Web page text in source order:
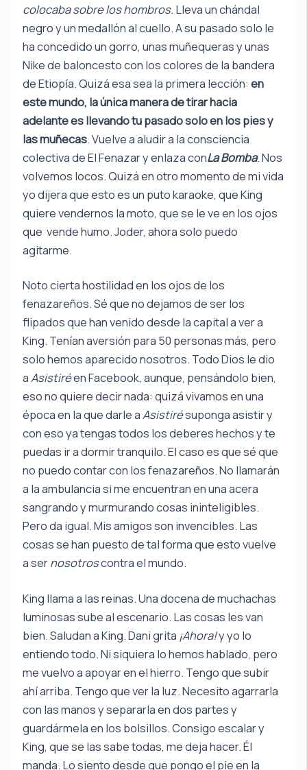
colocaba sobre los hombros. Lleva un chándal
negro y un medallón al cuello. A su pasado solo le
ha concedido un gorro, unas muñequeras y unas
Nike de baloncesto con los colores de la bandera
de Etiopía. Quizá esa sea la primera lección:en
este mundo, la única manera de tirar hacia
adelante es llevando tu pasado solo en los pies y
las muñecas. Vuelve a aludir a la consciencia
colectiva de El Fenazar y enlaza conLa Bomba. Nos
volvemos locos. Quizá en otro momento de mi vida
yo dijera que esto es un puto karaoke, que King
quiere vendernos la moto, que se le ve en los ojos
que vende humo. Joder, ahora solo puedo
agitarme.
Noto cierta hostilidad en los ojos de los
fenazareños. Sé que no dejamos de ser los
flipados que han venido desde la capital a ver a
King. Tenían aversión para 50 personas más, pero
solo hemos aparecido nosotros. Todo Dios le dio
aAsistiréen Facebook, aunque, pensándolo bien,
eso no quiere decir nada: quizá vivamos en una
época en la que darle aAsistirésuponga asistir y
con eso ya tengas todos los deberes hechos y te
puedas ir a dormir tranquilo. El caso es que sé que
no puedo contar con los fenazareños. No llamarán
a la ambulancia si me encuentran en una acera
sangrando y murmurando cosas ininteligibles.
Pero da igual. Mis amigos son invencibles. Las
cosas se han puesto de tal forma que esto vuelve
a sernosotroscontra el mundo.
King llama a las reinas. Una docena de muchachas
luminosas sube al escenario. Las cosas les van
bien. Saludan a King. Dani grita ¡Ahora!y yo lo
entiendo todo. Ni siquiera lo hemos hablado, pero
me vuelvo a apoyar en el hierro. Tengo que subir
ahí arriba. Tengo que ver la luz. Necesito agarrarla
con las manos y separarla en dos partes y
guardármela en los bolsillos. Consigo escalar y
King, que se las sabe todas, me deja hacer. Él
manda. Lo siento desde que pongo el pie en la